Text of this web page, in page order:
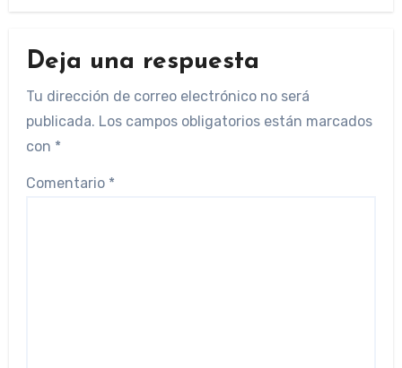
Deja una respuesta
Tu dirección de correo electrónico no será
publicada. Los campos obligatorios están marcados
con *
Comentario *